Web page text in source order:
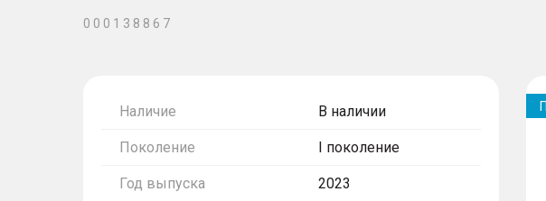
0 0 0 1 3 8 8 6 7
Наличие В наличии
Поколение I поколение
Год выпуска 2023